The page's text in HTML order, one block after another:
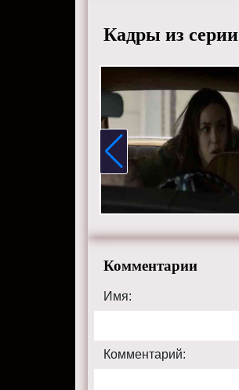
Кадры из серии
Комментарии
Имя:
Комментарий: